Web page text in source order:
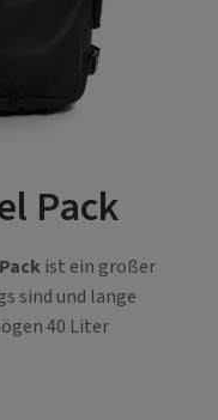
Pack
ist ein großer
sind und lange
40 Liter